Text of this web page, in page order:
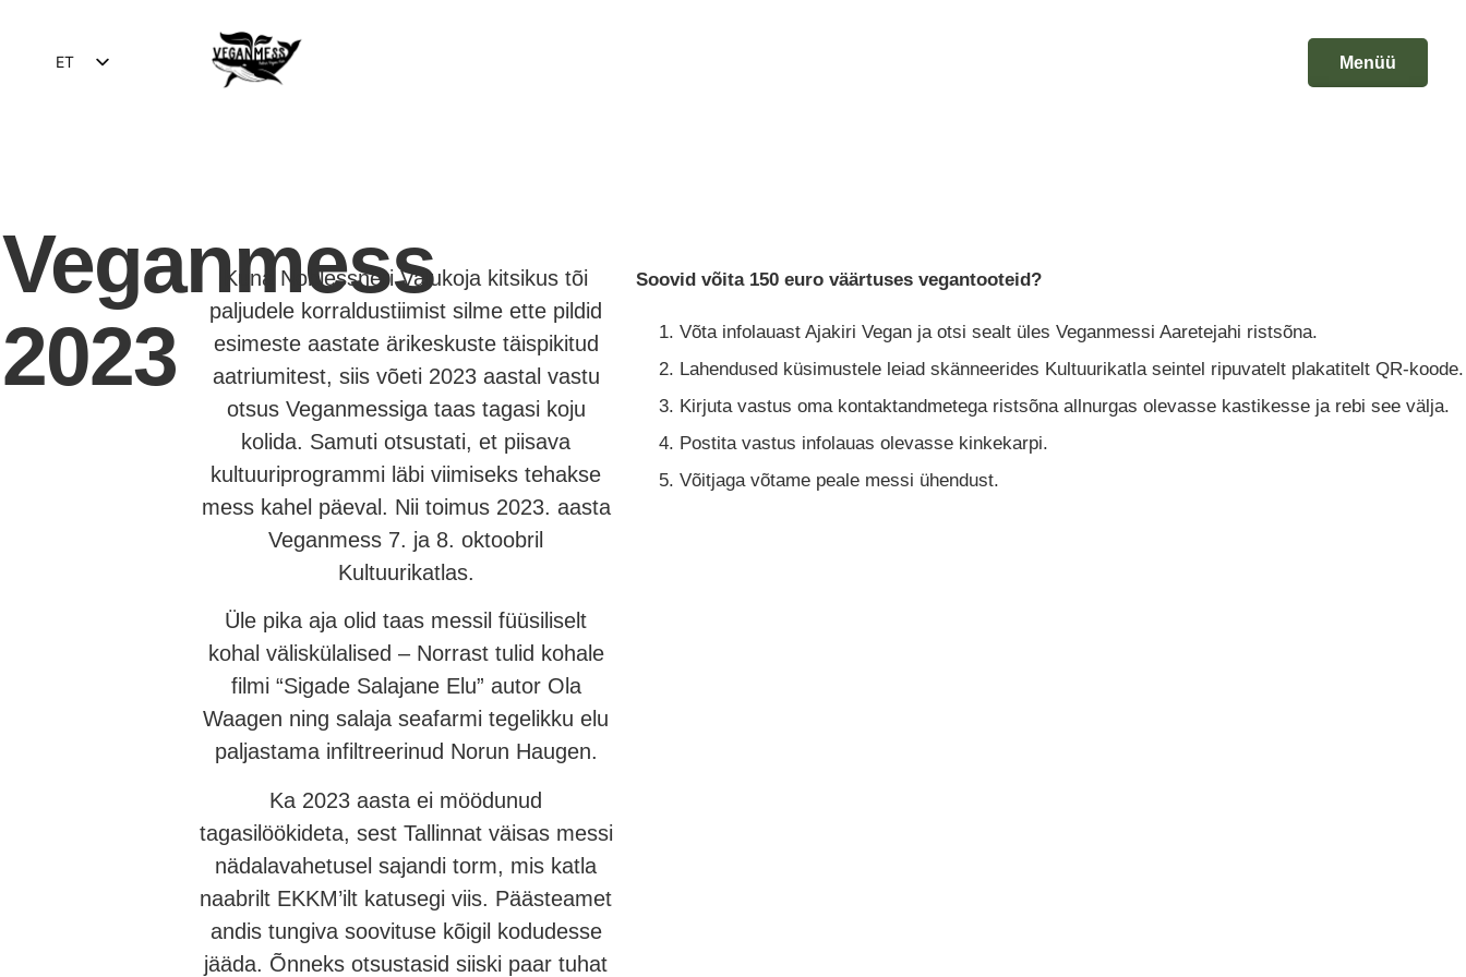
Menüü
ET
Veganmess
2023
Kuna Noblessneri Valukoja kitsikus tõi
paljudele korraldustiimist silme ette pildid
esimeste aastate ärikeskuste täispikitud
aatriumitest, siis võeti 2023 aastal vastu
otsus Veganmessiga taas tagasi koju
kolida. Samuti otsustati, et piisava
kultuuriprogrammi läbi viimiseks tehakse
mess kahel päeval. Nii toimus 2023. aasta
Veganmess 7. ja 8. oktoobril
Kultuurikatlas.
Üle pika aja olid taas messil füüsiliselt
kohal väliskülalised – Norrast tulid kohale
filmi “Sigade Salajane Elu” autor Ola
Waagen ning salaja seafarmi tegelikku elu
paljastama infiltreerinud Norun Haugen.
Ka 2023 aasta ei möödunud
tagasilöökideta, sest Tallinnat väisas messi
nädalavahetusel sajandi torm, mis katla
naabrilt EKKM’ilt katusegi viis. Päästeamet
andis tungiva soovituse kõigil kodudesse
jääda. Õnneks otsustasid siiski paar tuhat
Soovid võita 150 euro väärtuses vegantooteid?
Võta infolauast Ajakiri Vegan ja otsi sealt üles Veganmessi Aaretejahi ristsõna.
Lahendused küsimustele leiad skänneerides Kultuurikatla seintel ripuvatelt plakatitelt QR-koode.
Kirjuta vastus oma kontaktandmetega ristsõna allnurgas olevasse kastikesse ja rebi see välja.
Postita vastus infolauas olevasse kinkekarpi.
Võitjaga võtame peale messi ühendust.